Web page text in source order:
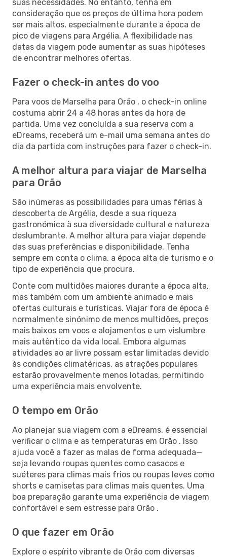
suas necessidades. No entanto, tenha em
consideração que os preços de última hora podem
ser mais altos, especialmente durante a época de
pico de viagens para Argélia. A flexibilidade nas
datas da viagem pode aumentar as suas hipóteses
de encontrar melhores ofertas.
Fazer o check-in antes do voo
Para voos de Marselha para Orão , o check-in online
costuma abrir 24 a 48 horas antes da hora de
partida. Uma vez concluída a sua reserva com a
eDreams, receberá um e-mail uma semana antes do
dia da partida com instruções para fazer o check-in.
A melhor altura para viajar de Marselha
para Orão
São inúmeras as possibilidades para umas férias à
descoberta de Argélia, desde a sua riqueza
gastronómica à sua diversidade cultural e natureza
deslumbrante. A melhor altura para viajar depende
das suas preferências e disponibilidade. Tenha
sempre em conta o clima, a época alta de turismo e o
tipo de experiência que procura.
Conte com multidões maiores durante a época alta,
mas também com um ambiente animado e mais
ofertas culturais e turísticas. Viajar fora de época é
normalmente sinónimo de menos multidões, preços
mais baixos em voos e alojamentos e um vislumbre
mais autêntico da vida local. Embora algumas
atividades ao ar livre possam estar limitadas devido
às condições climatéricas, as atrações populares
estarão provavelmente menos lotadas, permitindo
uma experiência mais envolvente.
O tempo em Orão
Ao planejar sua viagem com a eDreams, é essencial
verificar o clima e as temperaturas em Orão . Isso
ajuda você a fazer as malas de forma adequada—
seja levando roupas quentes como casacos e
suéteres para climas mais frios ou roupas leves como
shorts e camisetas para climas mais quentes. Uma
boa preparação garante uma experiência de viagem
confortável e sem estresse para Orão .
O que fazer em Orão
Explore o espírito vibrante de Orão com diversas